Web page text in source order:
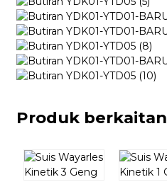
Produk berkaitan